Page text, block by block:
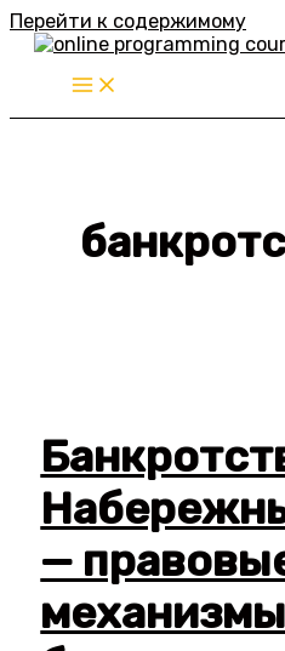
Перейти к содержимому
—